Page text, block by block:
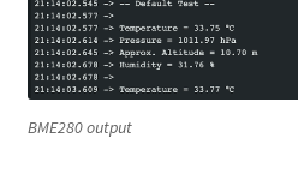
BME280 output